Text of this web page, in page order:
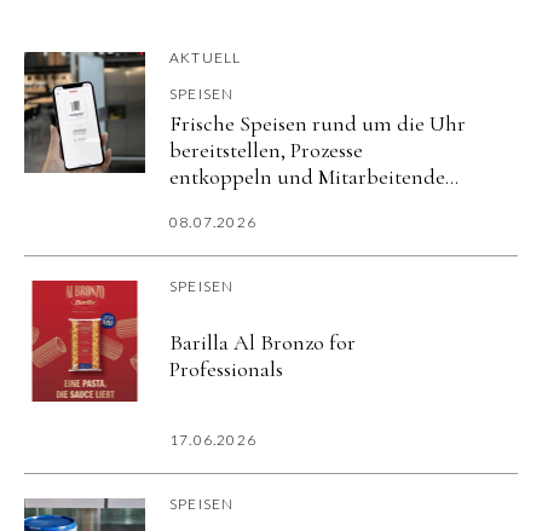
AKTUELL
SPEISEN
Frische Speisen rund um die Uhr
bereitstellen, Prozesse
entkoppeln und Mitarbeitende
08.07.2026
SPEISEN
Barilla Al Bronzo for
Professionals
17.06.2026
SPEISEN